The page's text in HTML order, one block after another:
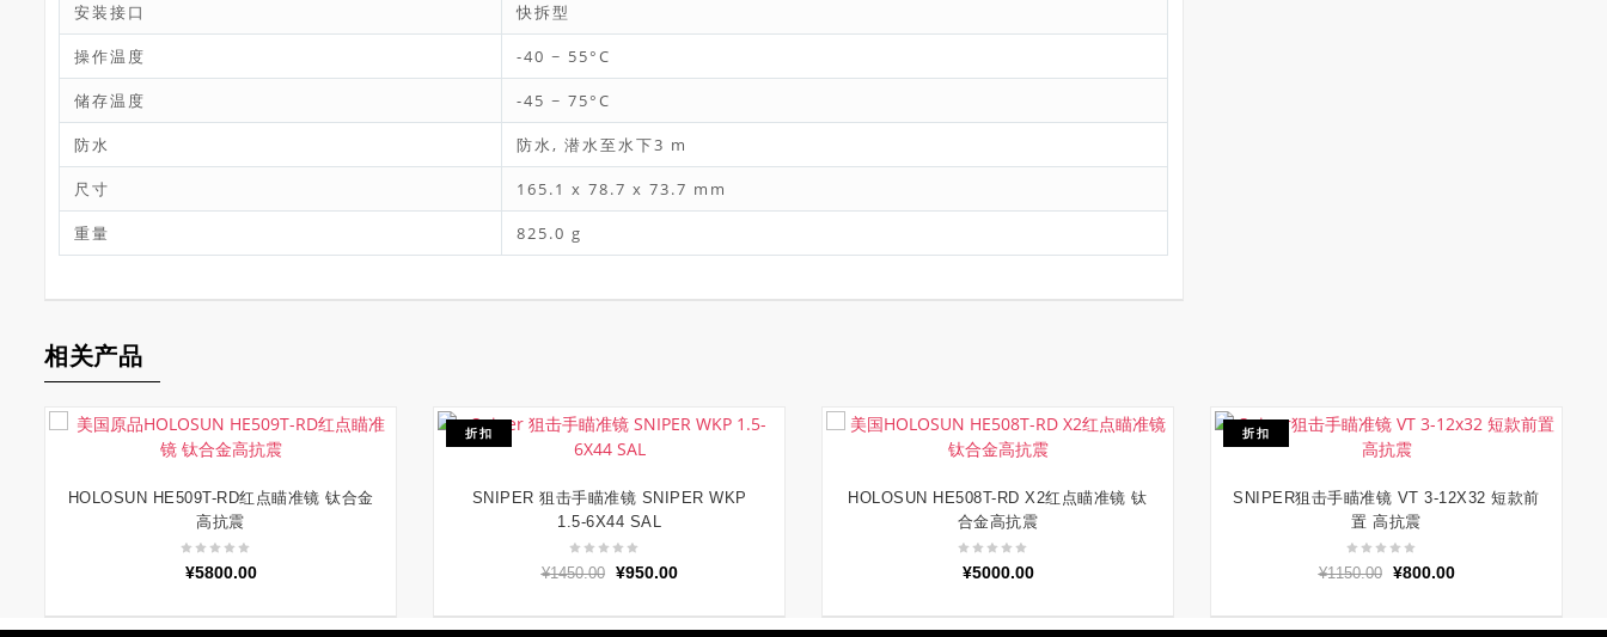
安装接口 快拆型
操作温度 -40 ~ 55°C
储存温度 -45 ~ 75°C
防水 防水, 潜水至水下3 m
尺寸 165.1 x 78.7 x 73.7 mm
重量 825.0 g
相关产品
加入购物车
HOLOSUN HE509T-RD红点瞄准镜 钛合金
高抗震
¥5800.00
折扣
加入购物车
SNIPER 狙击手瞄准镜 SNIPER WKP
1.5-6X44 SAL
¥1450.00
原
为：
¥950.00当
价
加入购物车
HOLOSUN HE508T-RD X2红点瞄准镜 钛
合金高抗震
¥5000.00
折扣
加入购物车
SNIPER狙击手瞄准镜 VT 3-12X32 短款前
置 高抗震
¥1150.00
原
为：
¥800.00当
价